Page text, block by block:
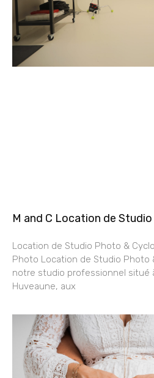
M and C Location de
Location de Studio Photo &
Photo Location de Studio Photo
notre studio professionnel situé
Huveaune, aux